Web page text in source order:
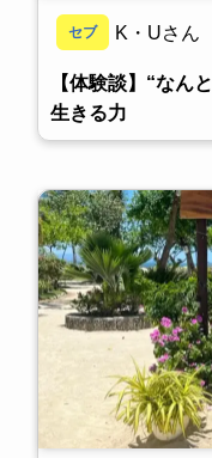
セブ K・Uさん
【体験談】“なん
生きる力